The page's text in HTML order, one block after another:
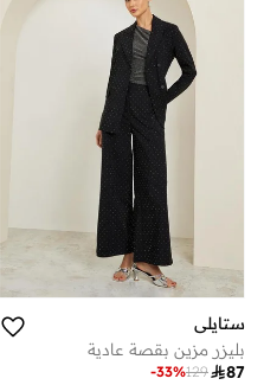
ستايلي
بليزر مزين بقصة عادية
87
129
-33%